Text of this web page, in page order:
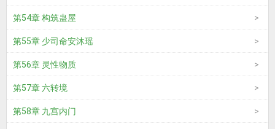
第54章 构筑蛊屋
第55章 少司命安沐瑶
第56章 灵性物质
第57章 六转境
第58章 九宫内门